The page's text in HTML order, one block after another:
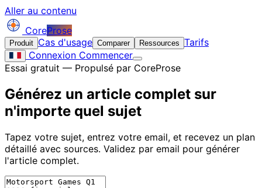
Aller au contenu
CoreProse
Produit Cas d'usage Comparer Ressources Tarifs
Connexion Commencer
Essai gratuit — Propulsé par CoreProse
Générez un article complet sur
n'importe quel sujet
Tapez votre sujet, entrez votre email, et recevez un plan
détaillé avec sources. Validez par email pour générer
l'article complet.